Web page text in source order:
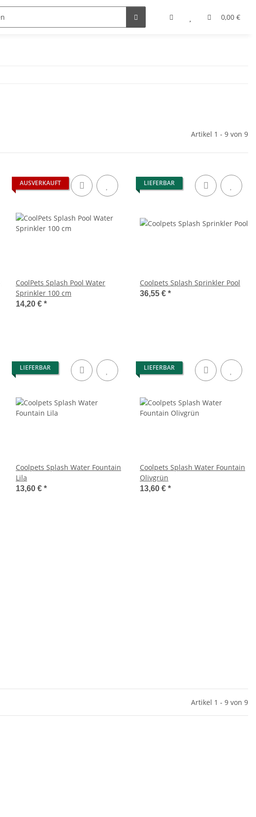
0,00 €
Artikel 1 - 9 von 9
AUSVERKAUFT
CoolPets Splash Pool Water
Sprinkler 100 cm
14,20 € *
LIEFERBAR
Coolpets Splash Sprinkler Pool
36,55 € *
LIEFERBAR
Coolpets Splash Water Fountain
Lila
13,60 € *
LIEFERBAR
Coolpets Splash Water Fountain
Olivgrün
13,60 € *
Artikel 1 - 9 von 9